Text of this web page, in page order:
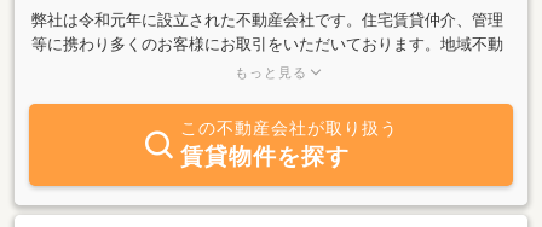
弊社は令和元年に設立された不動産会社です。住宅賃貸仲介、管理
等に携わり多くのお客様にお取引をいただいております。地域不動
産会社ならではの特選物件もご用意しております。是非一度ご来店
もっと見る
この不動産会社が取り扱う
賃貸物件を探す